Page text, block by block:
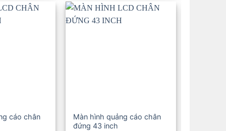
cáo chân
Màn hình quảng cáo chân
đứng 43 inch